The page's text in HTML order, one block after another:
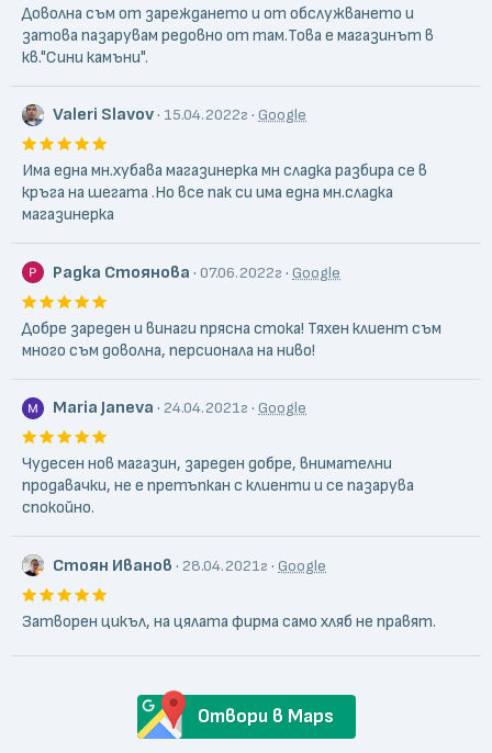
Асорти“ предлага висококачествени продукти и услуги,
гарантирани от своя затворен производствен цикъл.
Доволна съм от зареждането и от обслужването и
затова пазарувам редовно от там.Това е магазинът в
кв."Сини камъни".
Valeri Slavov· 15.04.2022г · Google
Има една мн.хубава магазинерка мн сладка разбира се в
кръга на шегата .Но все пак си има една мн.сладка
магазинерка
Радка Стоянова · 07.06.2022г · Google
Добре зареден и винаги прясна стока! Тяхен клиент съм
много съм доволна, персионала на ниво!
Maria Janeva · 24.04.2021г · Google
Чудесен нов магазин, зареден добре, внимателни
продавачки, не е претъпкан с клиенти и се пазарува
спокойно.
Стоян Иванов · 28.04.2021г · Google
Затворен цикъл, на цялата фирма само хляб не правят.
Отвори в Maps